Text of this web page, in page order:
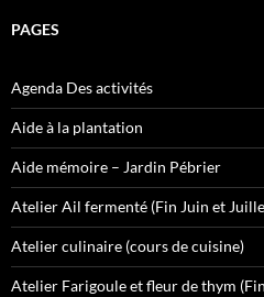
PAGES
Agenda Des activités
Aide à la plantation
Aide mémoire – Jardin Pébrier
Atelier Ail fermenté (Fin Juin et
Atelier culinaire (cours de cuisine)
Atelier Farigoule et fleur de thym